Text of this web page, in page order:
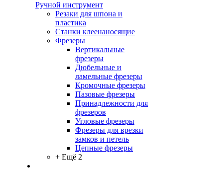
Ручной инструмент
Резаки для шпона и
пластика
Станки клеенаносящие
Фрезеры
Вертикальные
фрезеры
Дюбельные и
ламельные фрезеры
Кромочные фрезеры
Пазовые фрезеры
Принадлежности для
фрезеров
Угловые фрезеры
Фрезеры для врезки
замков и петель
Цепные фрезеры
+ Ещё 2